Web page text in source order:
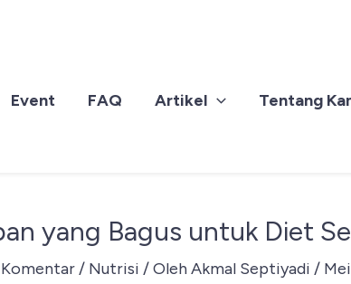
Event FAQ Artikel Tentang
yang Bagus untuk Diet
/ Nutrisi / OlehAkmal Septiyadi /